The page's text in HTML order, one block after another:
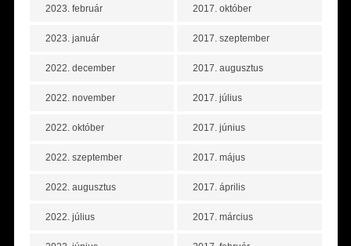
2023. február
2023. január
2022. december
2022. november
2022. október
2022. szeptember
2022. augusztus
2022. július
2017. október
2017. szeptember
2017. augusztus
2017. július
2017. június
2017. május
2017. április
2017. március